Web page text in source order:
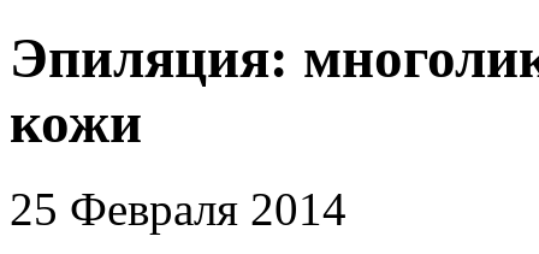
Эпиляция:
кожи
25 Февраля 2014